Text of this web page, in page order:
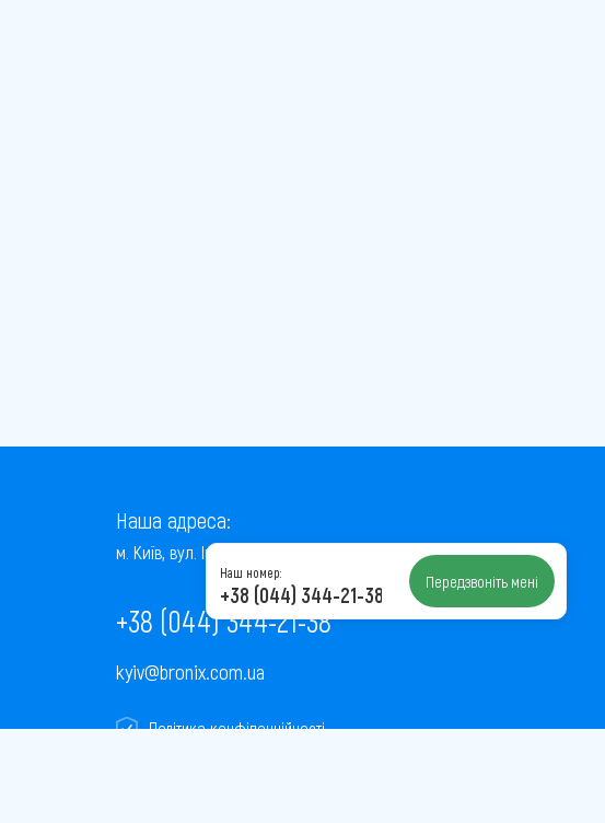
Наша адреса:
м. Київ, вул. Інститутська, 22/7, оф. 41
+38 (044) 344-21-38
kyiv@bronix.com.ua
Політика конфіденційності
Наш номер:
+38 (044) 344-21-38 Передзвоніть мені